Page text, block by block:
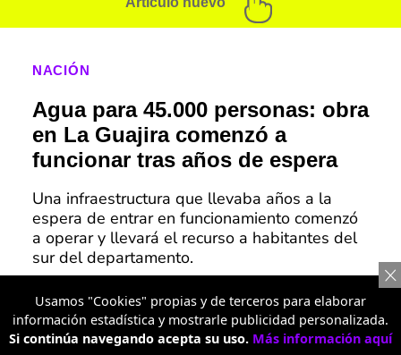
NACIÓN
Agua para 45.000 personas: obra
en La Guajira comenzó a
funcionar tras años de espera
Una infraestructura que llevaba años a la
espera de entrar en funcionamiento comenzó
a operar y llevará el recurso a habitantes del
sur del departamento.
Elver Díaz y su hijo resultan ilesos tras accidente de
tránsito en La Guajira camino a Barrancas
Usamos "Cookies" propias y de terceros para elaborar
información estadística y mostrarle publicidad personalizada.
Si continúa navegando acepta su uso. Más información aquí